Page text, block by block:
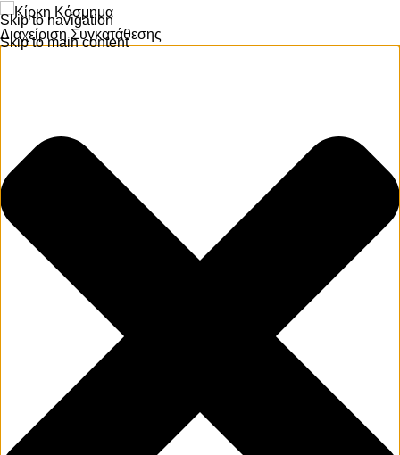
Διαχείριση Συγκατάθεσης
Skip to navigation
Skip to main content